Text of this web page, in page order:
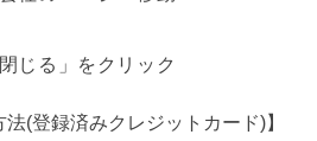
じる」をクリック
法(登録済みクレジットカード)】